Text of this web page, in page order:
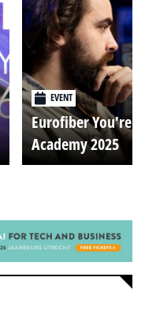
EVENT
Eurofiber You're
Academy 2025